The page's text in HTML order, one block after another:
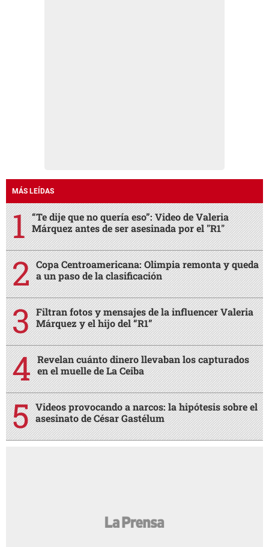
MÁS LEÍDAS
“Te dije que no quería eso”: Video de Valeria
Márquez antes de ser asesinada por el "R1"
Copa Centroamericana: Olimpia remonta y queda
a un paso de la clasificación
Filtran fotos y mensajes de la influencer Valeria
Márquez y el hijo del “R1”
Revelan cuánto dinero llevaban los capturados
en el muelle de La Ceiba
Videos provocando a narcos: la hipótesis sobre el
asesinato de César Gastélum